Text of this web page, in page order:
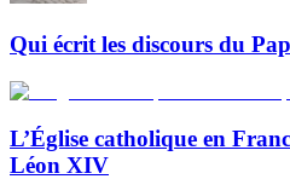
Qui écrit les discours du
L’Église catholique en
Léon XIV